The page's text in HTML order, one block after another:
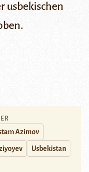
usbekischen
Azimov
Usbekistan